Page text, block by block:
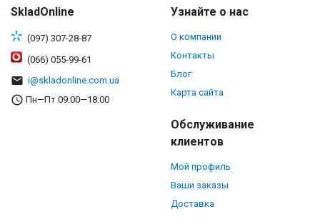
SkladOnline
(097) 307-28-87
(066) 055-99-61
i@skladonline.com.ua
Пн—Пт 09:00—18:00
Узнайте о нас
О компании
Контакты
Блог
Карта сайта
Обслуживание
клиентов
Мой профиль
Ваши заказы
Доставка